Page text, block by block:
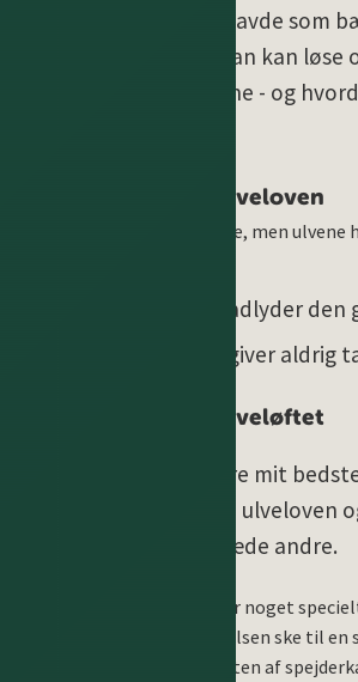
ulvevenner, end man havde som
lærer man, hvordan man kan løse
fællesskab uden lederne - og
Ulveloven
Spejderloven gælder for alle, men ulvene
En ulv adlyder den
En ulv giver aldrig
Ulveløftet
Jeg lover at gøre mit
guds ord, holde ulveloven
noget for at glæde andre.
Aflæggelsen af ulveløftet er noget
spejder. Derfor bør aflæggelsen ske til
ceremoni sammen med resten af